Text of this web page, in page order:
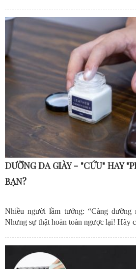
DƯỠNG DA GIÀY - "CỨU" HAY
BẠN?
Nhiều người lầm tưởng: “Càng dưỡng
Nhưng sự thật hoàn toàn ngược lại! Hãy